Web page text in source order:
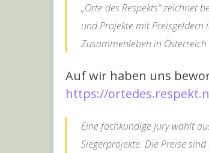
„Orte des Respekts“ zeichnet
und Projekte mit Preisgeldern
Zusammenleben in
Auf wir haben uns
https://
Eine fachkundige Jury wählt
Siegerprojekte. Die Preise